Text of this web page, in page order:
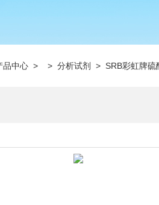
品中心 > > 分析试剂 > SRB彩虹牌硫